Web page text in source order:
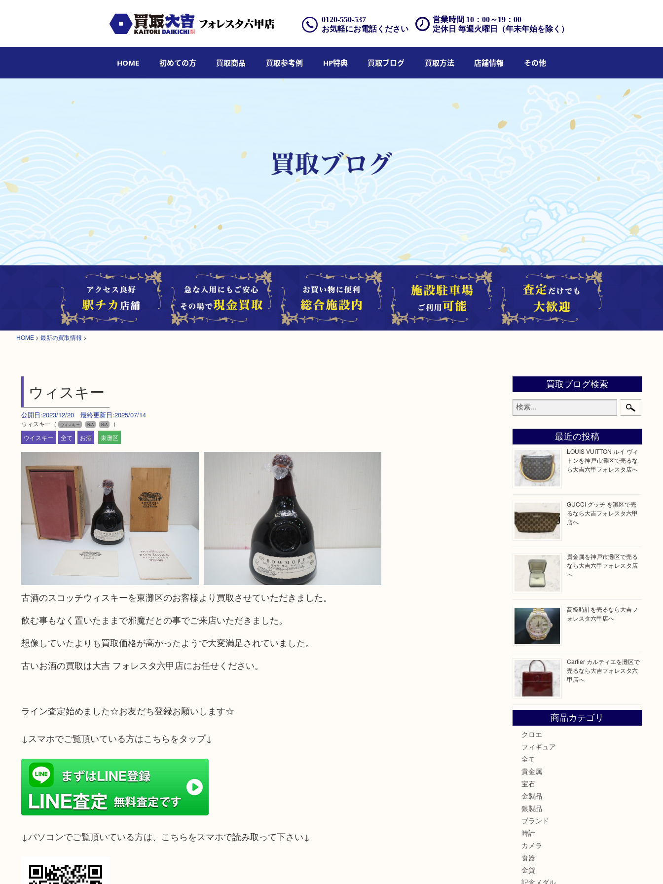
営業時間 10：00～19：00
定休日 毎週火曜日（年末年始を除く）
0120-550-537
お気軽にお電話ください
HOME 初めての方 買取商品 買取参考例 HP特典 買取ブログ 買取方法 店舗情報 その他
HOME > 最新の買取情報 >
ウィスキー
公開日:2023/12/20 最終更新日:2025/07/14
ウィスキー（ ウィスキー N/A N/A
）
ウイスキー
全て お酒 東灘区
古酒のスコッチウィスキーを東灘区のお客様より買取させていただきました。
飲む事もなく置いたままで邪魔だとの事でご来店いただきました。
想像していたよりも買取価格が高かったようで大変満足されていました。
古いお酒の買取は大吉 フォレスタ六甲店にお任せください。
ライン査定始めました☆お友だち登録お願いします☆
↓スマホでご覧頂いている方はこちらをタップ↓
↓パソコンでご覧頂いている方は、こちらをスマホで読み取って下さい↓
買取ブログ検索
最近の投稿
LOUIS VUITTON ルイ ヴィ
トンを神戸市灘区で売るな
ら大吉六甲フォレスタ店へ
GUCCI グッチ を灘区で売
るなら大吉フォレスタ六甲
店へ
貴金属を神戸市灘区で売る
なら大吉六甲フォレスタ店
へ
高級時計を売るなら大吉フ
ォレスタ六甲店へ
Cartier カルティエを灘区で
売るなら大吉フォレスタ六
甲店へ
商品カテゴリ
クロエ
フィギュア
全て
貴金属
宝石
金製品
銀製品
ブランド
時計
カメラ
食器
金貨
記念メダル